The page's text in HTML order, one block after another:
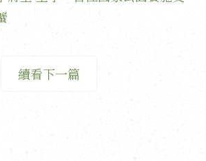
續看下一篇